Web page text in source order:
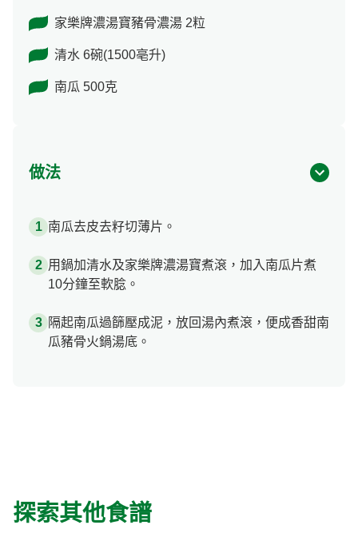
家樂牌濃湯寶豬骨濃湯 2粒
清水 6碗(1500亳升)
南瓜 500克
做法
南瓜去皮去籽切薄片。
用鍋加清水及家樂牌濃湯寶煮滾，加入南瓜片煮
10分鐘至軟腍。
隔起南瓜過篩壓成泥，放回湯內煮滾，便成香甜南
瓜豬骨火鍋湯底。
探索其他食譜